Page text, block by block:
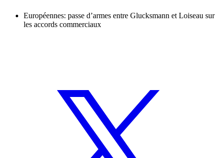
Européennes: passe d’armes entre Glucksmann et Loiseau sur
les accords commerciaux